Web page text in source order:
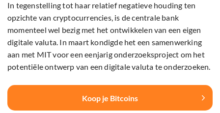
In tegenstelling tot haar relatief negatieve houding ten
opzichte van cryptocurrencies, is de centrale bank
momenteel wel bezig met het ontwikkelen van een eigen
digitale valuta. In maart kondigde het een samenwerking
aan met MIT voor een eenjarig onderzoeksproject om het
potentiële ontwerp van een digitale valuta te onderzoeken.
Koop je Bitcoins